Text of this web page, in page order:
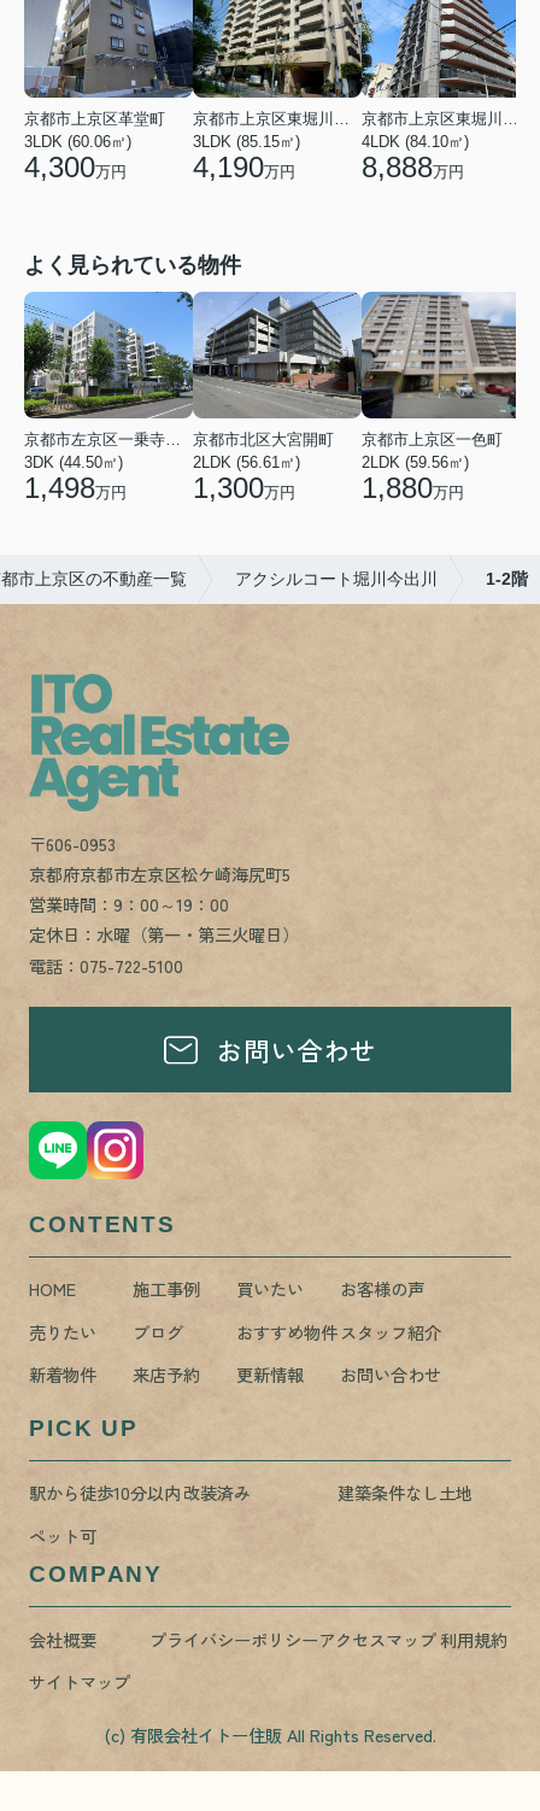
京都市上京区革堂町
3LDK (60.06㎡)
4,300万円
3LDK (85.15㎡)
4,190万円
4LDK (84.10㎡)
8,888万円
よく見られている物件
3DK (44.50㎡)
1,498万円
京都市北区大宮開町
2LDK (56.61㎡)
1,300万円
京都市上京区一色町
2LDK (59.56㎡)
1,880万円
市上京区の不動産一覧 アクシルコート堀川今出川 1-2階
〒606-0953
京都府京都市左京区松ケ崎海尻町5
営業時間：9：00～19：00
定休日：水曜（第一・第三火曜日）
電話：075-722-5100
お問い合わせ
CONTENTS
HOME 施工事例 買いたい
お客様の声
売りたい
ブログ おすすめ物件スタッフ紹介
新着物件
来店予約 更新情報 お問い合わせ
PICK UP
駅から徒歩10分以内改装済み
建築条件なし土地
ペット可
COMPANY
会社概要 プライバシーポリシーアクセスマップ利用規約
サイトマップ
(c) 有限会社イトー住販 All Rights Reserved.